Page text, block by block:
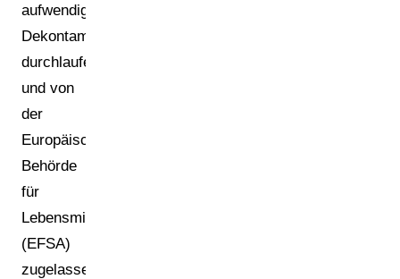
aufwendiges
Dekontaminationsverfahren
durchlaufen
und von
der
Europäischen
Behörde
für
Lebensmittelsicherheit
(EFSA)
zugelassen